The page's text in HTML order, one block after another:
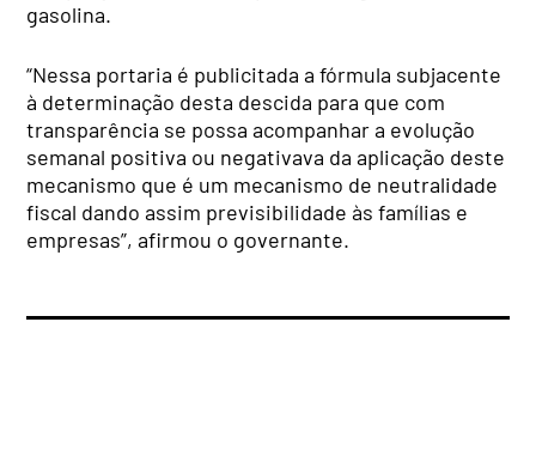
gasolina.
“Nessa portaria é publicitada a fórmula subjacente
à determinação desta descida para que com
transparência se possa acompanhar a evolução
semanal positiva ou negativava da aplicação deste
mecanismo que é um mecanismo de neutralidade
fiscal dando assim previsibilidade às famílias e
empresas”, afirmou o governante.